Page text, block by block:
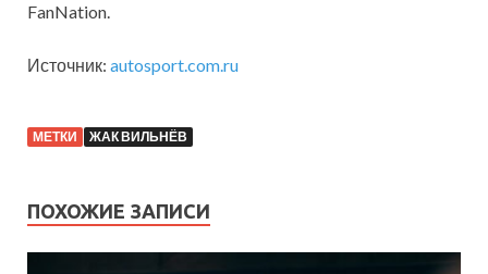
FanNation.
Источник: autosport.com.ru
МЕТКИ ЖАК ВИЛЬНЁВ
ПОХОЖИЕ ЗАПИСИ